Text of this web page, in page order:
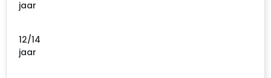
jaar
12/14
jaar